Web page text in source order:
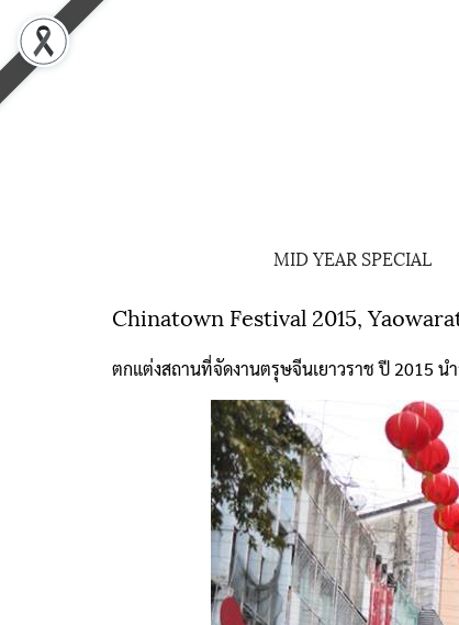
MID YEAR SPECIAL
Chinatown Festival 2015,
ตกแต่งสถานที่จัดงานตรุษจีนเยาวราช ปี 2015